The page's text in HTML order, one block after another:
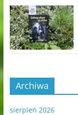
Archiwa
sierpień 2026